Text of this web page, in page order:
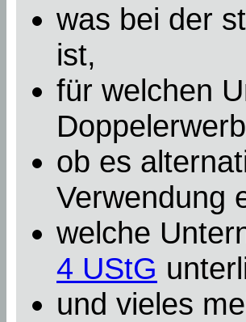
was bei der
ist,
für welchen
ob es
Verwendung
welche
4 UStG
und vieles